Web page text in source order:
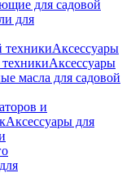
для садовой
для
техникиАксессуары
Аксессуары
масла для садовой
и
Аксессуары для